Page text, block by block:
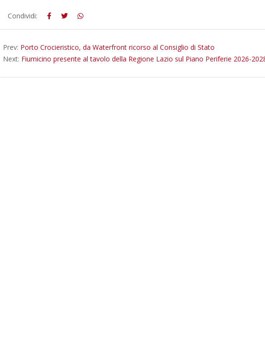
2026-
07-
Condividi:
Prev: Porto Crocieristico, da Waterfront ricorso al Consiglio di Stato
Next: Fiumicino presente al tavolo della Regione Lazio sul Piano Periferie 2026-